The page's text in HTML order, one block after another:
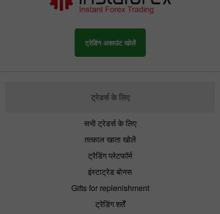
ट्रेडिंग अकाउंट खोलें
ट्रेडर्स के लिए
सभी ट्रेडर्स के लिए
तत्काल खाता खोलें
ट्रेडिंग प्लेटफॉर्म
इंस्टाट्रेड बोनस
Gifts for replenishment
ट्रेडिंग शर्तें